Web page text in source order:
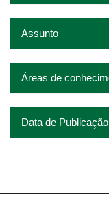
Assunto
Áreas de
Data de Publicação